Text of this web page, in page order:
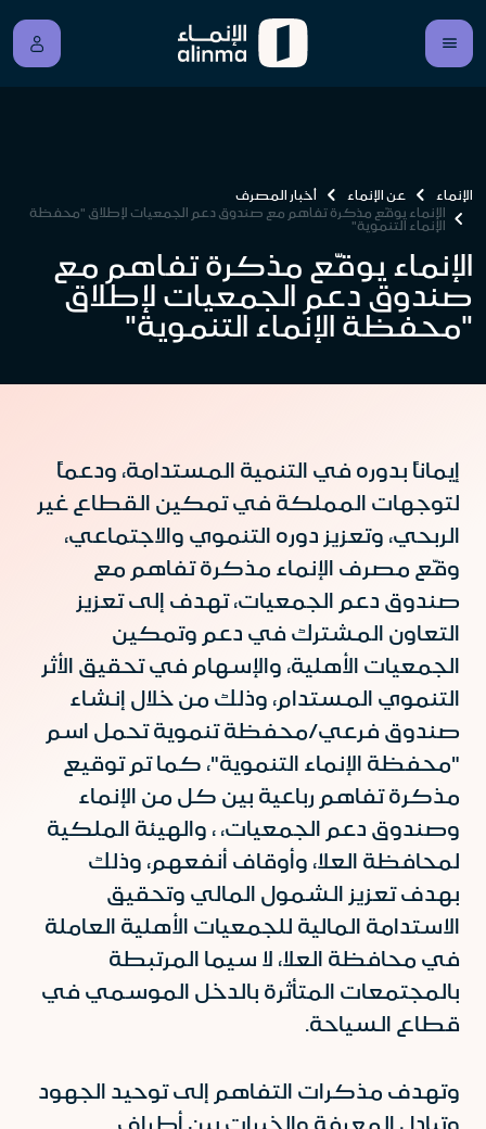
الإنماء عن الإنماء
أخبار المصرف
الإنماء يوقّع مذكرة تفاهم مع صندوق دعم الجمعيات لإطلاق "محفظة
الإنماء التنموية"
الإنماء يوقّع مذكرة تفاهم مع
صندوق دعم الجمعيات لإطلاق
"محفظة الإنماء التنموية"
إيماناً بدوره في التنمية المستدامة، ودعماً
لتوجهات المملكة في تمكين القطاع غير
الربحي، وتعزيز دوره التنموي والاجتماعي،
وقّع مصرف الإنماء مذكرة تفاهم مع
صندوق دعم الجمعيات، تهدف إلى تعزيز
التعاون المشترك في دعم وتمكين
الجمعيات الأهلية، والإسهام في تحقيق الأثر
التنموي المستدام، وذلك من خلال إنشاء
صندوق فرعي/محفظة تنموية تحمل اسم
"محفظة الإنماء التنموية"، كما تم توقيع
مذكرة تفاهم رباعية بين كل من الإنماء
وصندوق دعم الجمعيات، ، والهيئة الملكية
لمحافظة العلا، وأوقاف أنفعهم، وذلك
بهدف تعزيز الشمول المالي وتحقيق
الاستدامة المالية للجمعيات الأهلية العاملة
في محافظة العلا، لا سيما المرتبطة
بالمجتمعات المتأثرة بالدخل الموسمي في
قطاع السياحة.
وتهدف مذكرات التفاهم إلى توحيد الجهود
وتبادل المعرفة والخبرات بين أطراف